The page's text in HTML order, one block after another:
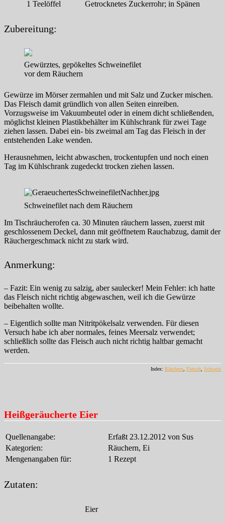
1 Teelöffel Getrocknetes Zuckerrohr; in Spänen
Zubereitung:
Gewürztes, gepökeltes Schweinefilet
vor dem Räuchern
Gewürze im Mörser zermahlen und mit Salz und Zucker mischen.
Das Fleisch damit gründlich von allen Seiten einreiben.
Vorzugsweise im Vakuumbeutel oder in einem dicht schließenden,
möglichst kleinen Plastikbehälter im Kühlschrank für zwei Tage
ziehen lassen. Dabei ein- bis zweimal am Tag das Fleisch in der
entstehenden Lake wenden.
Herausnehmen, leicht abwaschen, trockentupfen und noch einen
Tag im Kühlschrank zugedeckt trocken ziehen lassen.
Schweinefilet nach dem Räuchern
Im Tischräucherofen ca. 30 Minuten räuchern lassen, zuerst mit
geschlossenem Deckel, dann mit geöffnetem Rauchabzug, damit der
Räuchergeschmack nicht zu stark wird.
Anmerkung:
– Fazit: Ein wenig zu salzig, aber saulecker! Mein Fehler: ich hatte
das Fleisch nicht richtig abgewaschen, weil ich die Gewürze
beibehalten wollte.
– Eigentlich sollte man Nitritpökelsalz verwenden. Für diesen
Versuch habe ich aber normales, feines Meersalz verwendet;
schließlich sollte das Fleisch auch nicht richtig haltbar gemacht
werden.
Index: Räuchern Fleisch Schwein
Heißgeräucherte Eier
Quellenangabe:
Erfaßt 23.12.2012 von Sus
Kategorien:
Räuchern, Ei
Mengenangaben für:
1 Rezept
Zutaten:
Eier